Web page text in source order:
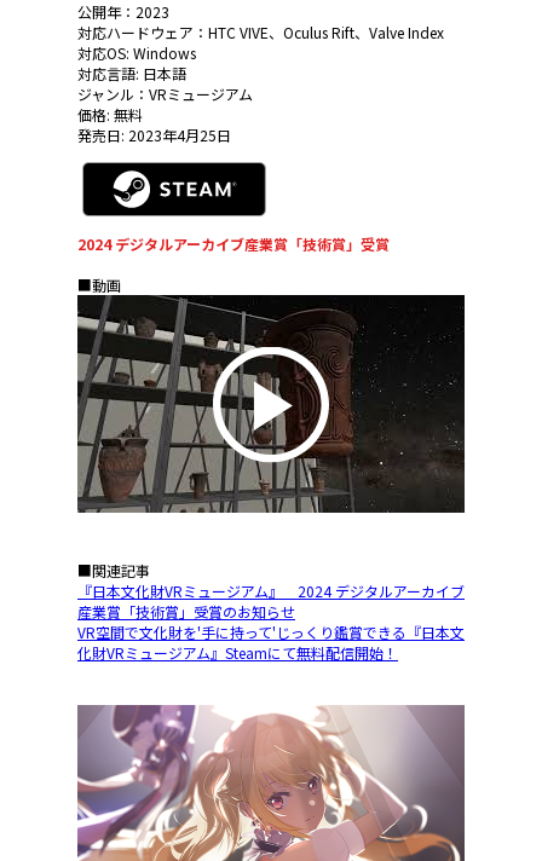
公開年：2023
対応ハードウェア：HTC VIVE、Oculus Rift、Valve Index
対応OS: Windows
対応言語: 日本語
ジャンル：VRミュージアム
価格: 無料
発売日: 2023年4月25日
2024 デジタルアーカイブ産業賞「技術賞」受賞
■動画
■関連記事
『日本文化財VRミュージアム』 2024 デジタルアーカイブ
産業賞「技術賞」受賞のお知らせ
VR空間で文化財を'手に持って'じっくり鑑賞できる『日本文
化財VRミュージアム』Steamにて無料配信開始！